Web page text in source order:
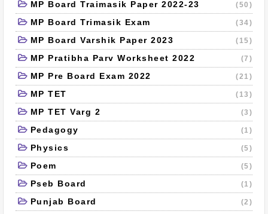
MP Board Traimasik Paper 2022-23 (50)
MP Board Trimasik Exam (34)
MP Board Varshik Paper 2023 (15)
MP Pratibha Parv Worksheet 2022 (7)
MP Pre Board Exam 2022 (21)
MP TET (13)
MP TET Varg 2 (3)
Pedagogy (1)
Physics (5)
Poem (5)
Pseb Board (1)
Punjab Board (2)